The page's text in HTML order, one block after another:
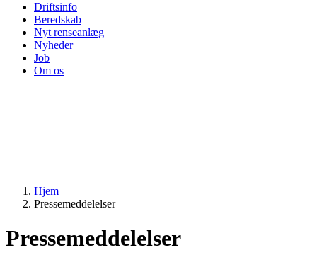
Driftsinfo
Beredskab
Nyt renseanlæg
Nyheder
Job
Om os
Hjem
Pressemeddelelser
Pressemeddelelser